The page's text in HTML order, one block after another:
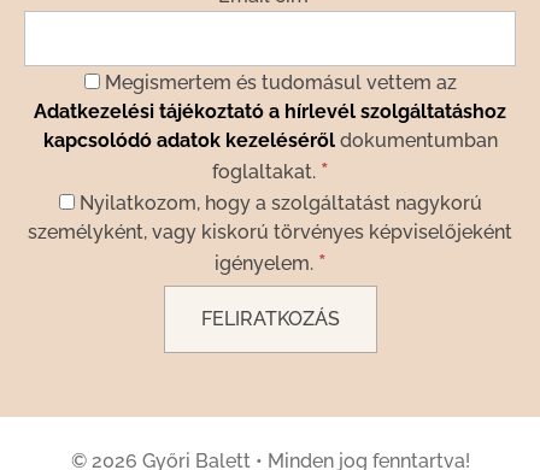
Megismertem és tudomásul vettem az
Adatkezelési tájékoztató a hírlevél szolgáltatáshoz
kapcsolódó adatok kezelésérőldokumentumban
foglaltakat. *
Nyilatkozom, hogy a szolgáltatást nagykorú
személyként, vagy kiskorú törvényes képviselőjeként
igényelem. *
© 2026 Győri Balett• Minden jog fenntartva!